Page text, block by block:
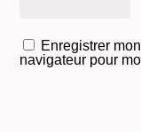
Enregistrer
navigateur pour